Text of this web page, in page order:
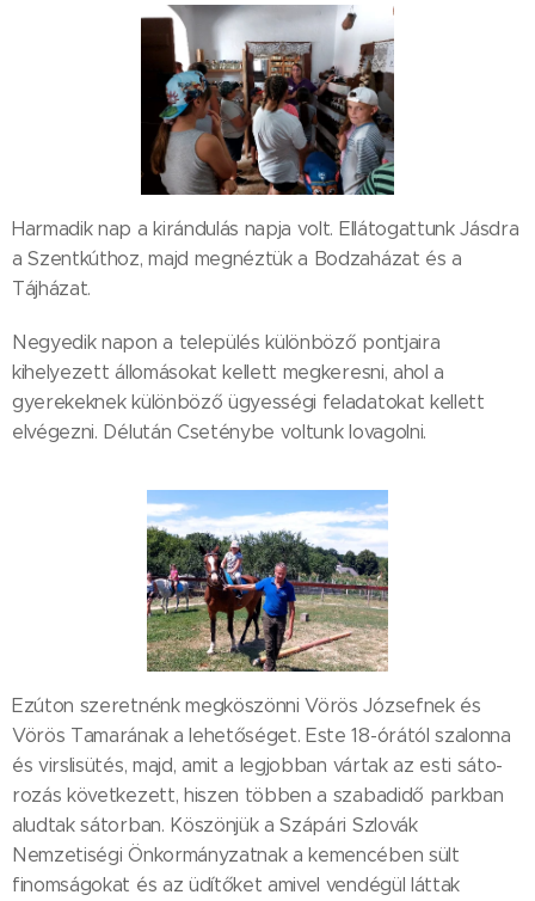
Harmadik nap a kirándulás napja volt. Ellátogattunk Jásdra
a Szentkúthoz, majd megnéztük a Bodzaházat és a
Tájházat.
Negyedik napon a település különböző pontjaira
kihelyezett állomásokat kellett megkeresni, ahol a
gyerekeknek különböző ügyességi feladatokat kellett
elvégezni. Délután Cseténybe voltunk lovagolni.
Ezúton szeretnénk megköszönni Vörös Józsefnek és
Vörös Tamarának a lehetőséget. Este 18-órától szalonna
és virslisütés, majd, amit a legjobban vártak az esti sáto-
rozás következett, hiszen többen a szabadidő parkban
aludtak sátorban. Köszönjük a Szápári Szlovák
Nemzetiségi Önkormányzatnak a kemencében sült
finomságokat és az üdítőket amivel vendégül láttak